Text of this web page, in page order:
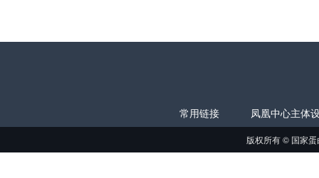
常用链接 凤凰中心主体
版权所有 © 国家